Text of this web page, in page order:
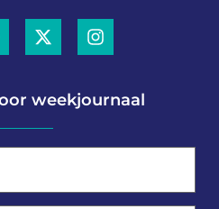
weekjournaal